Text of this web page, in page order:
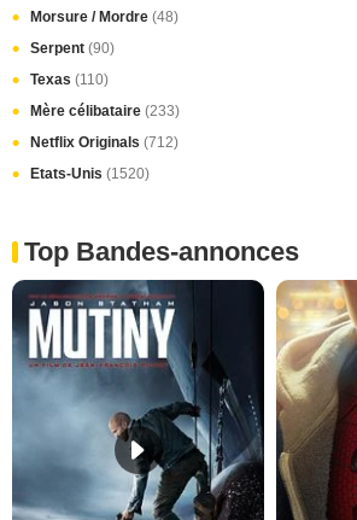
Morsure / Mordre (48)
Serpent (90)
Texas (110)
Mère célibataire (233)
Netflix Originals (712)
Etats-Unis (1520)
Top Bandes-annonces